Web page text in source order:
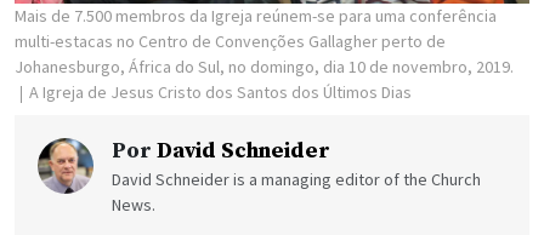
Mais de 7.500 membros da Igreja reúnem-se para uma conferência
multi-estacas no Centro de Convenções Gallagher perto de
Johanesburgo, África do Sul, no domingo, dia 10 de novembro, 2019.
A Igreja de Jesus Cristo dos Santos dos Últimos Dias
Por David Schneider
David Schneider is a managing editor of the Church
News.